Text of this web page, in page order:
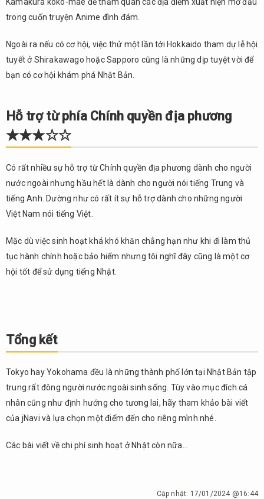
trong cuốn truyện Anime đình đám.
Ngoài ra nếu có cơ hội, việc thử một lần tới Hokkaido tham dự lễ hội
tuyết ở Shirakawago hoặc Sapporo cũng là những dịp tuyệt vời để
bạn có cơ hội khám phá Nhật Bản.
Hỗ trợ từ phía Chính quyền địa phương
★★★☆☆
Có rất nhiều sự hỗ trợ từ Chính quyền địa phương dành cho người
nước ngoài nhưng hầu hết là dành cho người nói tiếng Trung và
tiếng Anh. Dường như có rất ít sự hỗ trợ dành cho những người
Việt Nam nói tiếng Việt.
Mặc dù việc sinh hoạt khá khó khăn chẳng hạn như khi đi làm thủ
tục hành chính hoặc bảo hiểm nhưng tôi nghĩ đây cũng là một cơ
hội tốt để sử dụng tiếng Nhật.
Tổng kết
Tokyo hay Yokohama đều là những thành phố lớn tại Nhật Bản tập
trung rất đông người nước ngoài sinh sống. Tùy vào mục đích cá
nhân cũng như định hướng cho tương lai, hãy tham khảo bài viết
của jNavi và lựa chọn một điểm đến cho riêng mình nhé.
Các bài viết về chi phí sinh hoạt ở Nhật còn nữa…
Cập nhật: 17/01/2024 @16:44